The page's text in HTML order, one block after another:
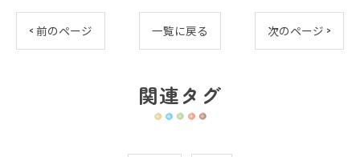
< 前のページ 一覧に戻る 次のページ >
関連タグ